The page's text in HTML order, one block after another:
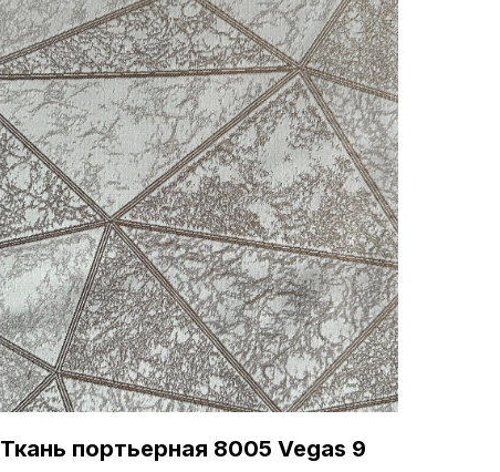
Ткань портьерная 8005 Vegas 9